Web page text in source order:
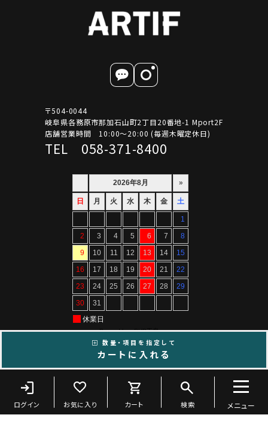
〒504-0044
岐阜県各務原市那加石山町2丁目20番地-1 Mport2F
店舗営業時間 10:00～20:00 (毎週木曜定休日)
TEL 058-371-8400
Copyright ©ARTIF All Rights Reserved.
数量・項目を指定して
カートに入れる